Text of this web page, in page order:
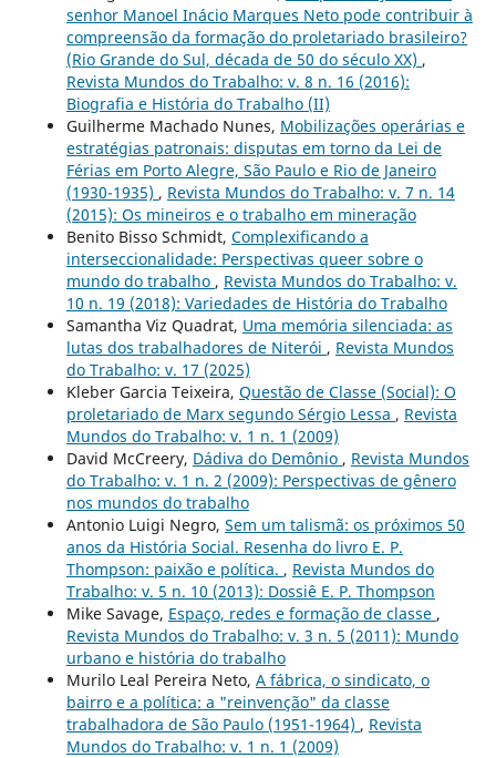
senhor Manoel Inácio Marques Neto pode contribuir à
compreensão da formação do proletariado brasileiro?
(Rio Grande do Sul, década de 50 do século XX) ,
Revista Mundos do Trabalho: v. 8 n. 16 (2016):
Biografia e História do Trabalho (II)
Guilherme Machado Nunes, Mobilizações operárias e
estratégias patronais: disputas em torno da Lei de
Férias em Porto Alegre, São Paulo e Rio de Janeiro
(1930-1935) , Revista Mundos do Trabalho: v. 7 n. 14
(2015): Os mineiros e o trabalho em mineração
Benito Bisso Schmidt, Complexificando a
interseccionalidade: Perspectivas queer sobre o
mundo do trabalho , Revista Mundos do Trabalho: v.
10 n. 19 (2018): Variedades de História do Trabalho
Samantha Viz Quadrat, Uma memória silenciada: as
lutas dos trabalhadores de Niterói , Revista Mundos
do Trabalho: v. 17 (2025)
Kleber Garcia Teixeira, Questão de Classe (Social): O
proletariado de Marx segundo Sérgio Lessa , Revista
Mundos do Trabalho: v. 1 n. 1 (2009)
David McCreery, Dádiva do Demônio , Revista Mundos
do Trabalho: v. 1 n. 2 (2009): Perspectivas de gênero
nos mundos do trabalho
Antonio Luigi Negro, Sem um talismã: os próximos 50
anos da História Social. Resenha do livro E. P.
Thompson: paixão e política. , Revista Mundos do
Trabalho: v. 5 n. 10 (2013): Dossiê E. P. Thompson
Mike Savage, Espaço, redes e formação de classe ,
Revista Mundos do Trabalho: v. 3 n. 5 (2011): Mundo
urbano e história do trabalho
Murilo Leal Pereira Neto, A fábrica, o sindicato, o
bairro e a política: a "reinvenção" da classe
trabalhadora de São Paulo (1951-1964) , Revista
Mundos do Trabalho: v. 1 n. 1 (2009)